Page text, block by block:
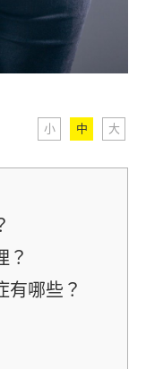
小 中 大
？
有哪些？